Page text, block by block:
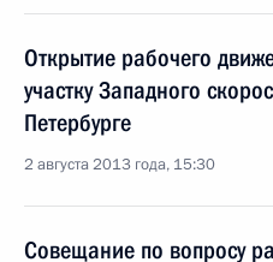
Открытие рабочего
участку Западного
Петербурге
2 августа 2013 года, 15:30
Совещание по вопросу